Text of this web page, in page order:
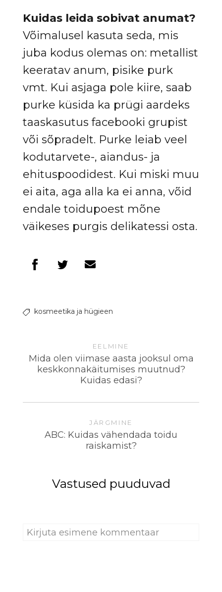
Kuidas leida sobivat anumat?
Võimalusel kasuta seda, mis
juba kodus olemas on: metallist
keeratav anum, pisike purk
vmt. Kui asjaga pole kiire, saab
purke küsida ka prügi aardeks
taaskasutus facebooki grupist
või sõpradelt. Purke leiab veel
kodutarvete-, aiandus- ja
ehituspoodidest. Kui miski muu
ei aita, aga alla ka ei anna, võid
endale toidupoest mõne
väikeses purgis delikatessi osta.
kosmeetika ja hügieen
EELMINE
Mida olen viimase aasta jooksul oma
keskkonnakäitumises muutnud?
Kuidas edasi?
JÄRGMINE
ABC: Kuidas vähendada toidu
raiskamist?
Vastused puuduvad